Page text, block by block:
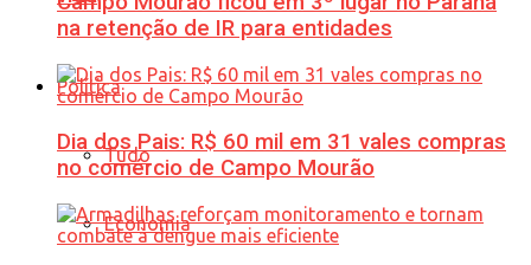
Política
Tudo
Economia
na retenção de IR para entidades
Dia dos Pais: R$ 60 mil em 31 vales compras
no comércio de Campo Mourão